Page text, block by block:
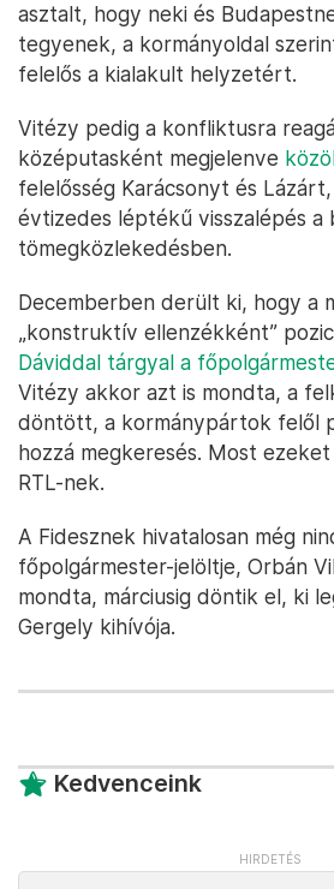
asztalt, hogy neki és
tegyenek, a kormányoldal
felelős a kialakult helyzetért.
Vitézy pedig a konfliktusra
középutasként megjelenve
felelősség Karácsonyt és
évtizedes léptékű visszalépés a
tömegközlekedésben.
Decemberben derült ki, hogy a
„konstruktív ellenzékként”
Dáviddal tárgyal a
Vitézy akkor azt is mondta, a
döntött, a kormánypártok felől
hozzá megkeresés. Most
RTL-nek.
A Fidesznek hivatalosan még
főpolgármester-jelöltje, Orbán
mondta, márciusig döntik el, ki
Gergely kihívója.
Kedvenceink